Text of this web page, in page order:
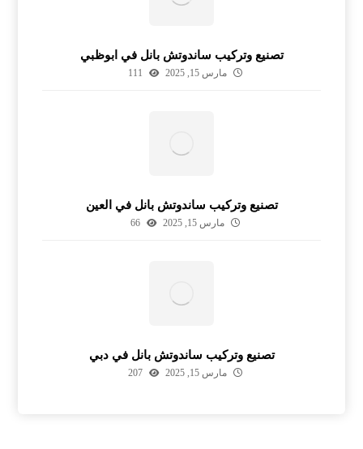
تصنيع وتركيب ساندوتش بانل في ابوظبي
مارس 15, 2025 111
تصنيع وتركيب ساندوتش بانل في العين
مارس 15, 2025 66
تصنيع وتركيب ساندوتش بانل في دبي
مارس 15, 2025 207